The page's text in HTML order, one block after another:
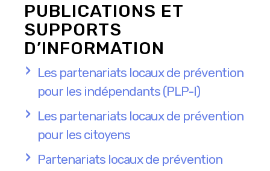
PUBLICATIONS ET
SUPPORTS
D’INFORMATION
Les partenariats locaux de prévention
pour les indépendants (PLP-I)
Les partenariats locaux de prévention
pour les citoyens
Partenariats locaux de prévention